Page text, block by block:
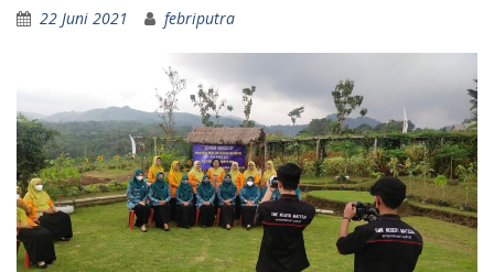
22 Juni 2021 febriputra